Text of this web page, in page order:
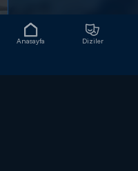
Anasayfa Diziler